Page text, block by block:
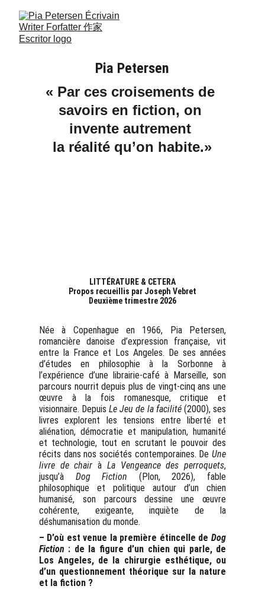
Pia Petersen
« Par ces croisements de
savoirs en fiction, on
invente autrement
la réalité qu’on habite.»
LITTÉRATURE & CETERA
Propos recueillis par Joseph Vebret
Deuxième trimestre 2026
Née à Copenhague en 1966, Pia Petersen,
romancière danoise d’expression française, vit
entre la France et Los Angeles. De ses années
d’études en philosophie à la Sorbonne à
l’expérience d’une librairie-café à Marseille, son
parcours nourrit depuis plus de vingt-cinq ans une
œuvre à la fois romanesque, critique et
visionnaire. DepuisLe Jeu de la facilité (2000), ses
livres explorent les tensions entre liberté et
aliénation, démocratie et manipulation, humanité
et technologie, tout en scrutant le pouvoir des
récits dans nos sociétés contemporaines. De Une
livre de chairà La Vengeance des perroquets,
jusqu’à Dog Fiction (Plon, 2026), fable
philosophique et politique autour d’un chien
humanisé, son parcours dessine une œuvre
cohérente, exigeante, inquiète de la
déshumanisation du monde.
– D’où est venue la première étincelle de Dog
Fiction : de la figure d’un chien qui parle, de
Los Angeles, de la chirurgie esthétique, ou
d’un questionnement théorique sur la nature
et la fiction ?